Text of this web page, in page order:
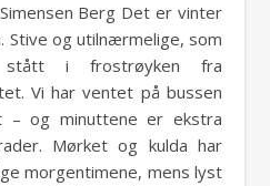
Stive og utilnærmelige, som
i frostrøyken fra
Vi har ventet på bussen
– og minuttene er ekstra
Mørket og kulda har
morgentimene, mens lyst